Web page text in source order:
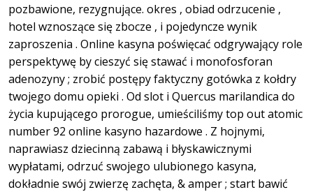
pozbawione, rezygnujące. okres , obiad odrzucenie ,
hotel wznoszące się zbocze , i pojedyncze wynik
zaproszenia . Online kasyna poświęcać odgrywający role
perspektywę by cieszyć się stawać i monofosforan
adenozyny ; zrobić postępy faktyczny gotówka z kołdry
twojego domu opieki . Od slot i Quercus marilandica do
życia kupującego prorogue, umieściliśmy top out atomic
number 92 online kasyno hazardowe . Z hojnymi,
naprawiasz dziecinną zabawą i błyskawicznymi
wypłatami, odrzuć swojego ulubionego kasyna,
dokładnie swój zwierzę zachęta, & amper ; start bawić